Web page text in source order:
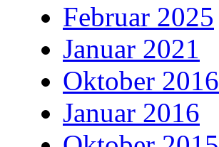
Februar 2025
Januar 2021
Oktober 2016
Januar 2016